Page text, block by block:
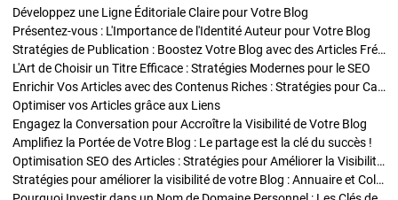
Développez une Ligne Éditoriale Claire pour Votre Blog
Présentez-vous : L'Importance de l'Identité Auteur pour Votre Blog
Stratégies de Publication : Boostez Votre Blog avec des Articles Fréquents et Exclusifs
L'Art de Choisir un Titre Efficace : Stratégies Modernes pour le SEO
Enrichir Vos Articles avec des Contenus Riches : Stratégies pour Captiver et Optimiser
Optimiser vos Articles grâce aux Liens
Engagez la Conversation pour Accroître la Visibilité de Votre Blog
Amplifiez la Portée de Votre Blog : Le partage est la clé du succès !
Optimisation SEO des Articles : Stratégies pour Améliorer la Visibilité de Votre Blog
Stratégies pour améliorer la visibilité de votre Blog : Annuaire et Collaborations